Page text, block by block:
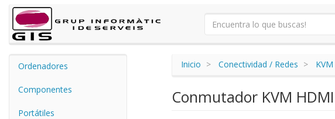
Ordenadores
Componentes
Portátiles
Inicio Conectividad / Redes
Conmutador KVM